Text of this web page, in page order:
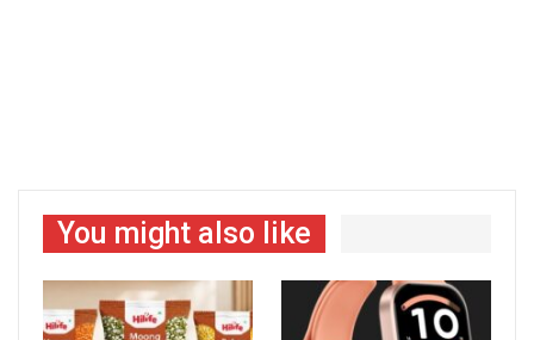
You might also like